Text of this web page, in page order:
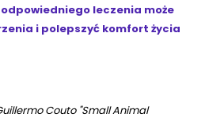
leczenia może
i polepszyć komfort życia
Couto "Small Animal